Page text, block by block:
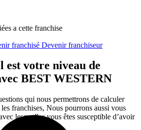
franchisé Devenir franchiseur
a cette franchise
est votre niveau de
BEST WESTERN
qui nous permettrons de calculer
franchises, Nous pourrons aussi vous
lesquelles vous êtes susceptible d’avoir